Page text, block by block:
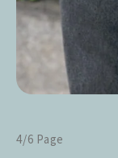
4/6 Page